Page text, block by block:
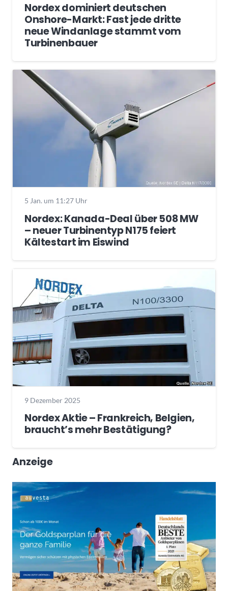
Nordex dominiert deutschen
Onshore-Markt: Fast jede dritte
neue Windanlage stammt vom
Turbinenbauer
5 Jan. um 11:27 Uhr
Nordex: Kanada-Deal über 508 MW
– neuer Turbinentyp N175 feiert
Kältestart im Eiswind
9 Dezember 2025
Nordex Aktie – Frankreich, Belgien,
braucht’s mehr Bestätigung?
Anzeige